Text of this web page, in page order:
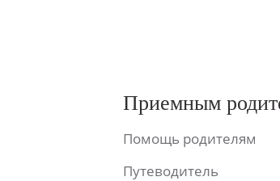
Приемным
Помощь родителям
Путеводитель